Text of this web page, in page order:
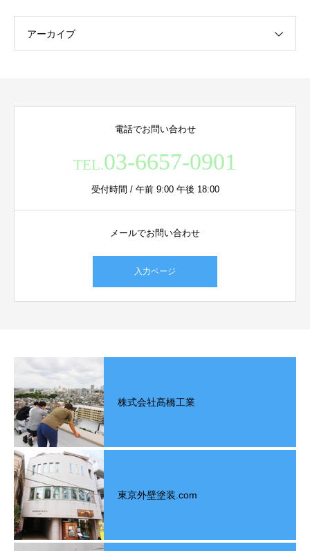
アーカイブ
電話でお問い合わせ
TEL.03-6657-0901
受付時間 / 午前 9:00 午後 18:00
メールでお問い合わせ
入力ページ
株式会社髙橋工業
東京外壁塗装.com